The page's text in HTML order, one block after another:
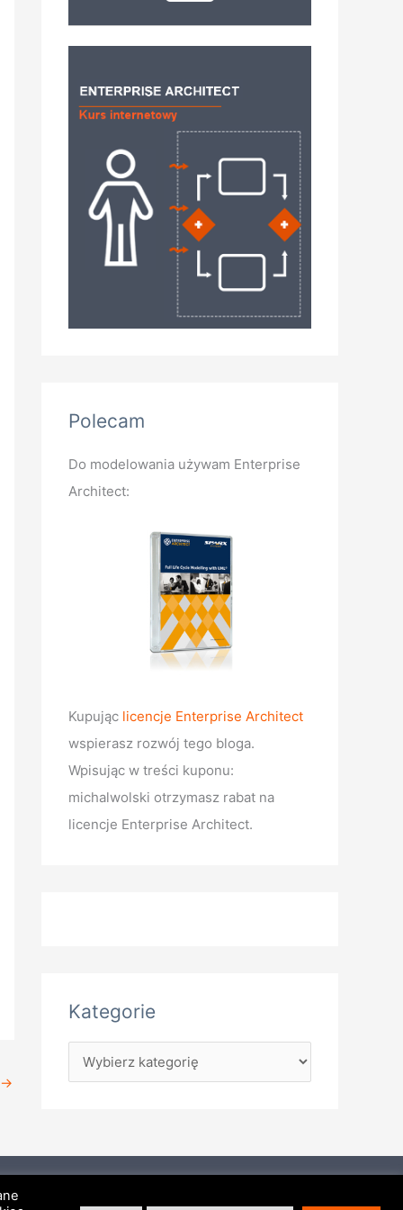
→
Polecam
Do modelowania używam Enterprise
Architect:
Kupując licencje Enterprise Architect
wspierasz rozwój tego bloga.
Wpisując w treści kuponu:
michalwolski otrzymasz rabat na
licencje Enterprise Architect.
Kategorie